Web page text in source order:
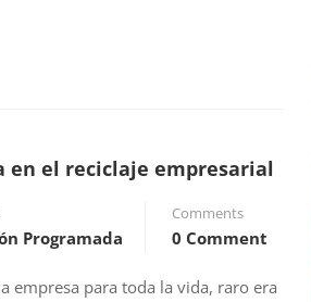
en el reciclaje empresarial
Programada
Comments
0 Comment
empresa para toda la vida, raro era